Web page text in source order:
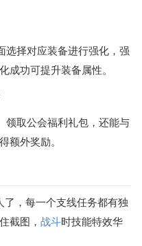
选择对应装备进行强化，强
成功可提升装备属性。
领取公会福利礼包，还能与
额外奖励。
了，每一个支线任务都有独
截图， 战斗时技能特效华